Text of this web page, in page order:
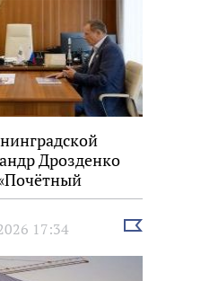
Дрозденко
17:34
Выбрать